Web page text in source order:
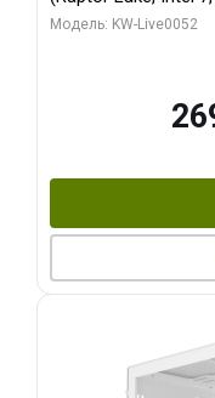
модуля)/ Palit
Модель: KW-Live0052